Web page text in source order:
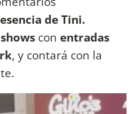
de Tini.
con entradas
, y contará con la